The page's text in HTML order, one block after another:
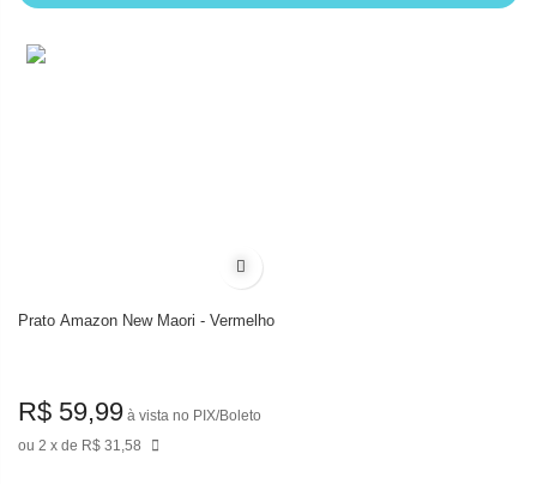
Adicionar à lista de desejos
Prato Amazon New Maori - Vermelho
2 de R$ 31,58
R$ 59,99 à vista no PIX/Boleto